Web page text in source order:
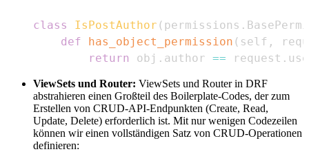
class IsPostAuthor ( permissions .
def
has_object_permission ( self ,
return
obj . author == request .
ViewSets und Router: ViewSets und Router in DRF
abstrahieren einen Großteil des Boilerplate-Codes, der zum
Erstellen von CRUD-API-Endpunkten (Create, Read,
Update, Delete) erforderlich ist. Mit nur wenigen Codezeilen
können wir einen vollständigen Satz von CRUD-Operationen
definieren: